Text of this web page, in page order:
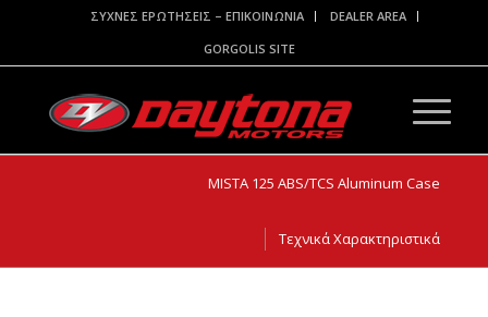
ΣΥΧΝΕΣ ΕΡΩΤΗΣΕΙΣ – ΕΠΙΚΟΙΝΩΝΙΑ
DEALER AREA
GORGOLIS SITE
MISTA 125 ABS/TCS Aluminum Case
Τεχνικά Χαρακτηριστικά